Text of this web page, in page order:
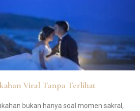
Viral Tanpa Terlihat
bukan hanya soal momen sakral,